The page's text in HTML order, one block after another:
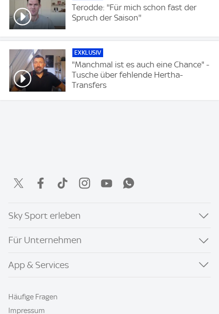
Terodde: ''Für mich schon fast der
Spruch der Saison''
EXKLUSIV
"Manchmal ist es auch eine Chance" -
Tusche über fehlende Hertha-
Transfers
Sky Sport erleben
Für Unternehmen
App & Services
Häufige Fragen
Impressum